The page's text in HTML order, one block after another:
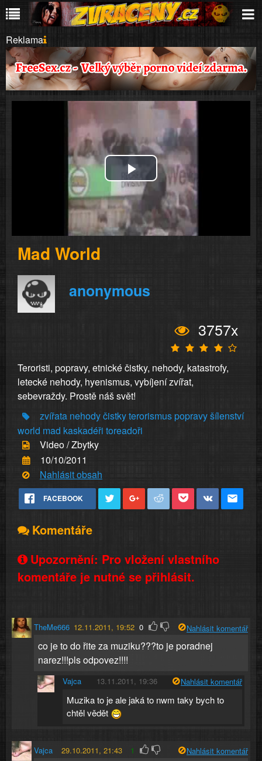
Reklama
Play
Video
Mad World
anonymous
3757x
Teroristi, popravy, etnické čistky, nehody, katastrofy,
letecké nehody, hyenismus, vybíjení zvířat,
sebevraždy. Prostě náš svět!
zvířata nehodyčistkyterorismuspopravyšílenství
world mad kaskadéři toreadoři
Video / Zbytky
10/10/2011
Nahlásit obsah
FACEBOOK
Komentáře
Upozornění: Pro vložení vlastního
komentáře je nutné se přihlásit.
TheMe666 12.11.2011, 19:52 0 Nahlásit komentář
co je to do řite za muziku???to je poradnej
narez!!!pls odpovez!!!!
Vajca 13.11.2011, 19:36 Nahlásit komentář
Muzika to je ale jaká to nwm taky bych to
chtěl vědět
Vajca 29.10.2011, 21:43 1 Nahlásit komentář